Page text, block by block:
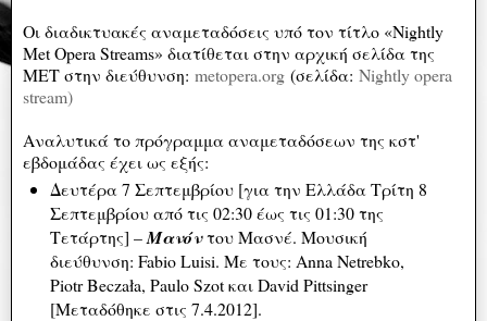
Οι διαδικτυακές αναμεταδόσεις υπό τον τίτλο «Nightly
Met Opera Streams» διατίθεται στην αρχική σελίδα της
ΜΕΤ στην διεύθυνση: metopera.org (σελίδα: Nightly opera
stream)
Αναλυτικά το πρόγραμμα αναμεταδόσεων της κστ'
εβδομάδας έχει ως εξής:
Δευτέρα 7 Σεπτεμβρίου [για την Ελλάδα Τρίτη 8
Σεπτεμβρίου από τις 02:30 έως τις 01:30 της
Τετάρτης] –Μανόντου Μασνέ. Μουσική
διεύθυνση: Fabio Luisi. Με τους: Anna Netrebko,
Piotr Beczała, Paulo Szot και David Pittsinger
[Μεταδόθηκε στις 7.4.2012].